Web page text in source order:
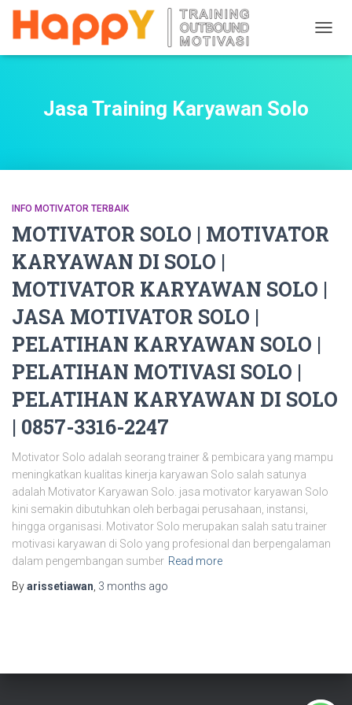
Jasa Training Karyawan Solo
INFO MOTIVATOR TERBAIK
MOTIVATOR SOLO | MOTIVATOR
KARYAWAN DI SOLO |
MOTIVATOR KARYAWAN SOLO |
JASA MOTIVATOR SOLO |
PELATIHAN KARYAWAN SOLO |
PELATIHAN MOTIVASI SOLO |
PELATIHAN KARYAWAN DI SOLO
| 0857-3316-2247
Motivator Solo adalah seorang trainer & pembicara yang mampu
meningkatkan kualitas kinerja karyawan Solo salah satunya
adalah Motivator Karyawan Solo. jasa motivator karyawan Solo
kini semakin dibutuhkan oleh berbagai perusahaan, instansi,
hingga organisasi. Motivator Solo merupakan salah satu trainer
motivasi karyawan di Solo yang profesional dan berpengalaman
dalam pengembangan sumber Read more
Byarissetiawan 3 months ago